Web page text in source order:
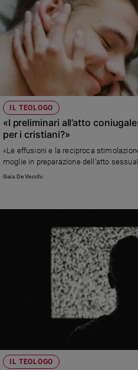
IL TEOLOGO
«I preliminari all’atto
per i cristiani?»
«Le effusioni e la reciproca
moglie in preparazione dell’atto
Gaia De Vecchi
IL TEOLOGO